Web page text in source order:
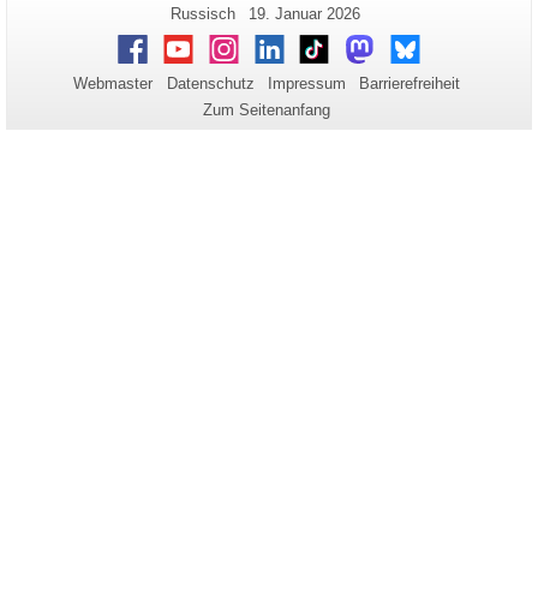
Zusätzliche
Informationen
zu
dieser
Seite
Seiten-
Name:
Russisch
Letzte
Aktualisierung:
19. Januar 2026
Facebook
YoutubeInstagram
LinkedInTikTokMastodonBluesky
Webmaster Datenschutz Impressum
Barrierefreiheit
Zum Seitenanfang